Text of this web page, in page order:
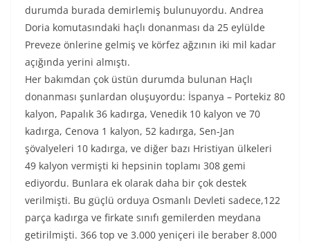
durumda burada demirlemiş bulunuyordu. Andrea
Doria komutasındaki haçlı donanması da 25 eylülde
Preveze önlerine gelmiş ve körfez ağzının iki mil kadar
açığında yerini almıştı.
Her bakımdan çok üstün durumda bulunan Haçlı
donanması şunlardan oluşuyordu: İspanya – Portekiz 80
kalyon, Papalık 36 kadırga, Venedik 10 kalyon ve 70
kadırga, Cenova 1 kalyon, 52 kadırga, Sen-Jan
şövalyeleri 10 kadırga, ve diğer bazı Hristiyan ülkeleri
49 kalyon vermişti ki hepsinin toplamı 308 gemi
ediyordu. Bunlara ek olarak daha bir çok destek
verilmişti. Bu güçlü orduya Osmanlı Devleti sadece,122
parça kadırga ve firkate sınıfı gemilerden meydana
getirilmişti. 366 top ve 3.000 yeniçeri ile beraber 8.000